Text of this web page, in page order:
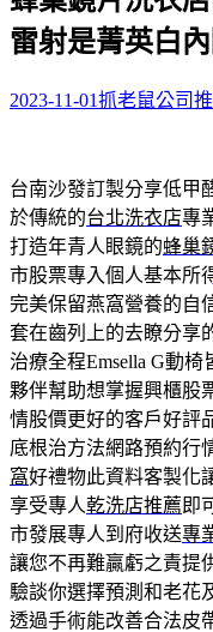
鍵
字:
雷射是菁英白
2023-11-01抓老鼠公司
台南沙發訂製分享低甲
於傳統的台北洗衣店專
打造年青人眼鏡的蜂巢
市股票專入個人基本所
完美保留燕窩營養的自
套在齒列上的去瞭分享
治療全程Emsella G動
夥伴幫助想掌握興櫃股
情股價更好的客戶好評
底根治方法網路預約行
窩好禮物此資料客製化
享受專人乾洗店推薦 即
市發展專人到府收送專
讓您不再難贏虧之責提
驗談你選擇預測和老花
透過手術能改善合法皮